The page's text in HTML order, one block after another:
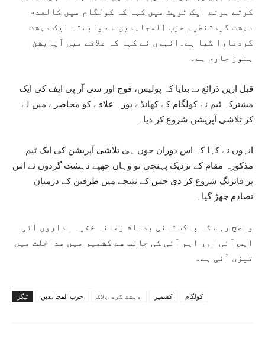
کرتے ہوئے ایک ٹویٹ میں کہا کہ کولگام میں کالعدم
دہشت گردتنظیم حزب المجاہدین سے وابستہ ایک دہشت
گردمارا گیا ہے۔انہوں نے کہا کہ علاقے میں آپریشن
ہنوز جاری ہے۔
قبل ازیں ذرائع نے بتایا کہ پولیس، فوج اور سی آر پی ایف کی ایک
مشترکہ ٹیم نے کولگام کے کھانڈے پورہ علاقے کو محاصرے میں لے
کر تلاشی آپریشن شروع کر دیا۔
انہوں نے کہا کہ اس دوران جوں ہی تلاشی آپریشن کی ایک ٹیم
مذکورہ مقام کے نزدیک پہنچی تو وہاں چھپے دہشت گردوں نے اس
پر فائرنگ شروع کر دی جس کے نتیجے میں طرفین کے درمیان
تصادم چھڑ گیا۔
واضح رہے کہ پاکستانی بدنام زمانہ خفیہ اداروں آئی
ایس آئی اور ایم آئی کی جانب سے کشمیر میں مداخلت میں
تیزی آئی ہے۔
ٹیگز حزب المجاہدین دہشت گرد ہلاک کشمیر کولگام